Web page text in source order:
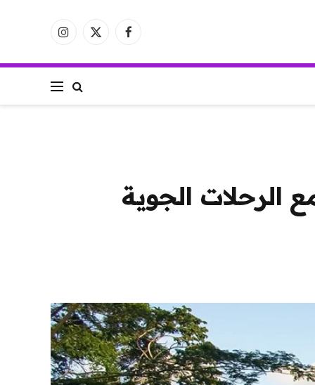
فيسبوكX
الانستغرام